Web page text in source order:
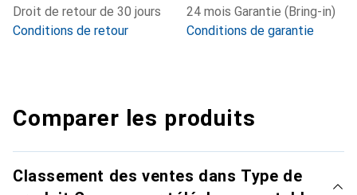
Droit de retour de 30 jours
Conditions de retour
24 mois Garantie (Bring-in)
Conditions de garantie
Comparer les produits
Classement des ventes dans Type de